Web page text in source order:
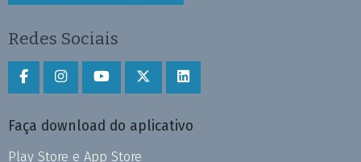
Redes Sociais
Faça download do aplicativo
Play Store e App Store